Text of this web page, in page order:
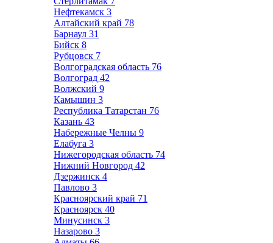
Нефтекамск 3
Алтайский край 78
Барнаул 31
Бийск 8
Рубцовск 7
Волгоградская область 76
Волгоград 42
Волжский 9
Камышин 3
Республика Татарстан 76
Казань 43
Набережные Челны 9
Елабуга 3
Нижегородская область 74
Нижний Новгород 42
Дзержинск 4
Павлово 3
Красноярский край 71
Красноярск 40
Минусинск 3
Назарово 3